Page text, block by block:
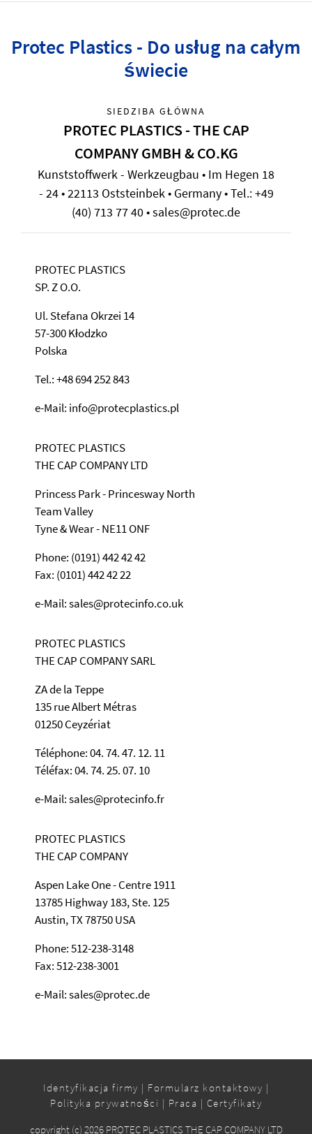
Protec Plastics - Do usług na całym
świecie
SIEDZIBA GŁÓWNA
PROTEC PLASTICS - THE CAP
COMPANY GMBH & CO.KG
Kunststoffwerk - Werkzeugbau • Im Hegen 18
- 24 • 22113 Oststeinbek • Germany • Tel.: +49
(40) 713 77 40 • sales@protec.de
PROTEC PLASTICS
SP. Z O.O.
Ul. Stefana Okrzei 14
57-300 Kłodzko
Polska
Tel.: +48 694 252 843
e-Mail: info@protecplastics.pl
PROTEC PLASTICS
THE CAP COMPANY LTD
Princess Park - Princesway North
Team Valley
Tyne & Wear - NE11 ONF
Phone: (0191) 442 42 42
Fax: (0101) 442 42 22
e-Mail: sales@protecinfo.co.uk
PROTEC PLASTICS
THE CAP COMPANY SARL
ZA de la Teppe
135 rue Albert Métras
01250 Ceyzériat
Téléphone: 04. 74. 47. 12. 11
Téléfax: 04. 74. 25. 07. 10
e-Mail: sales@protecinfo.fr
PROTEC PLASTICS
THE CAP COMPANY
Aspen Lake One - Centre 1911
13785 Highway 183, Ste. 125
Austin, TX 78750 USA
Phone: 512-238-3148
Fax: 512-238-3001
e-Mail: sales@protec.de
Identyfikacja firmy | Formularz kontaktowy |
Polityka prywatności | Praca | Certyfikaty
copyright (c) 2026 PROTEC PLASTICS THE CAP COMPANY LTD